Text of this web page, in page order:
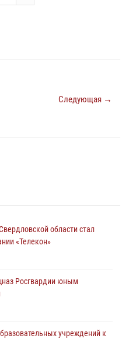
Следующая →
области стал
«Телекон»
Росгвардии юным
учреждений к